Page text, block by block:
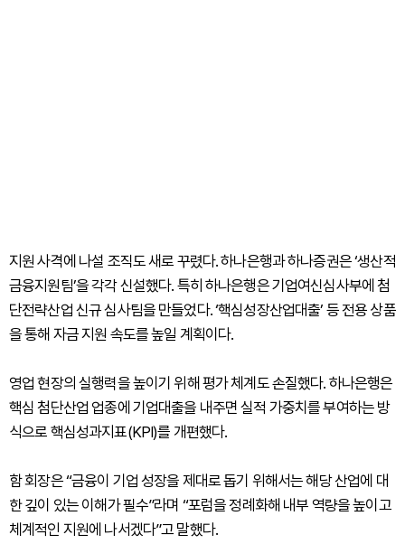
지원 사격에 나설 조직도 새로 꾸렸다. 하나은행과 하나증권은 ‘생산적
금융지원팀’을 각각 신설했다. 특히 하나은행은 기업여신심사부에 첨
단전략산업 신규 심사팀을 만들었다. ‘핵심성장산업대출’ 등 전용 상품
을 통해 자금 지원 속도를 높일 계획이다.
영업 현장의 실행력을 높이기 위해 평가 체계도 손질했다. 하나은행은
핵심 첨단산업 업종에 기업대출을 내주면 실적 가중치를 부여하는 방
식으로 핵심성과지표(KPI)를 개편했다.
함 회장은 “금융이 기업 성장을 제대로 돕기 위해서는 해당 산업에 대
한 깊이 있는 이해가 필수”라며 “포럼을 정례화해 내부 역량을 높이고
체계적인 지원에 나서겠다”고 말했다.